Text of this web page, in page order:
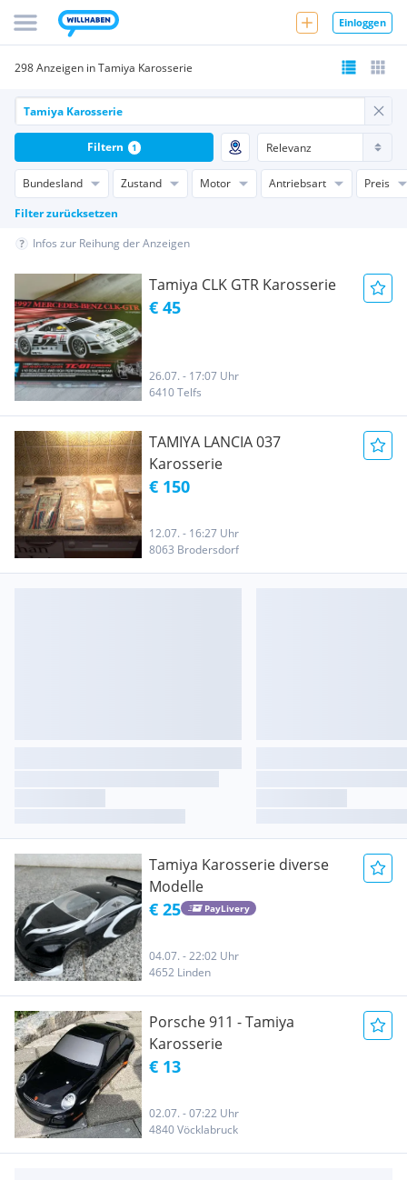
Einloggen
298 Anzeigen in Tamiya Karosserie
Bundesland Zustand Motor Antriebsart
Preis
Filter zurücksetzen
Filtern 1
Infos zur Reihung der Anzeigen
Tamiya CLK GTR Karosserie
€ 45
26.07. - 17:07 Uhr
6410 Telfs
TAMIYA LANCIA 037
Karosserie
€ 150
12.07. - 16:27 Uhr
8063 Brodersdorf
Tamiya Karosserie diverse
Modelle
€ 25 PayLivery
04.07. - 22:02 Uhr
4652 Linden
Porsche 911 - Tamiya
Karosserie
€ 13
02.07. - 07:22 Uhr
4840 Vöcklabruck